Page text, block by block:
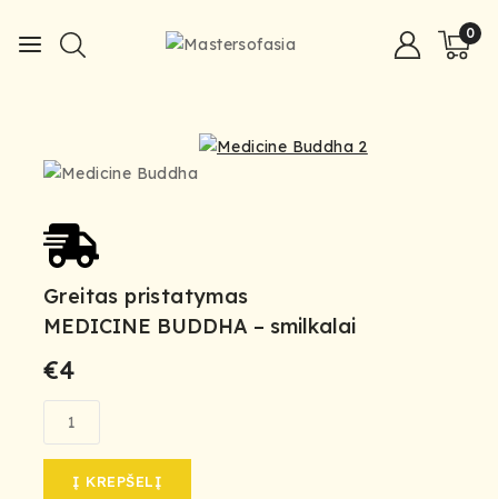
0
Greitas pristatymas
MEDICINE BUDDHA – smilkalai
€4
Į KREPŠELĮ